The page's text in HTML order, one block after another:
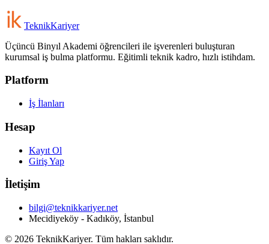
TeknikKariyer
Üçüncü Binyıl Akademi öğrencileri ile işverenleri buluşturan
kurumsal iş bulma platformu. Eğitimli teknik kadro, hızlı istihdam.
Platform
İş İlanları
Hesap
Kayıt Ol
Giriş Yap
İletişim
bilgi@teknikkariyer.net
Mecidiyeköy - Kadıköy, İstanbul
© 2026 TeknikKariyer. Tüm hakları saklıdır.